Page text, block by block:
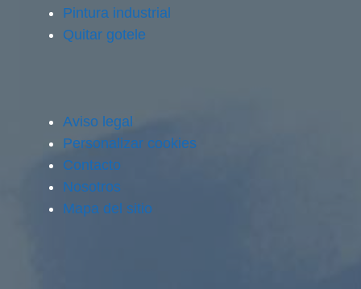
Pintura industrial
Quitar gotele
Aviso legal
Personalizar cookies
Contacto
Nosotros
Mapa del sitio